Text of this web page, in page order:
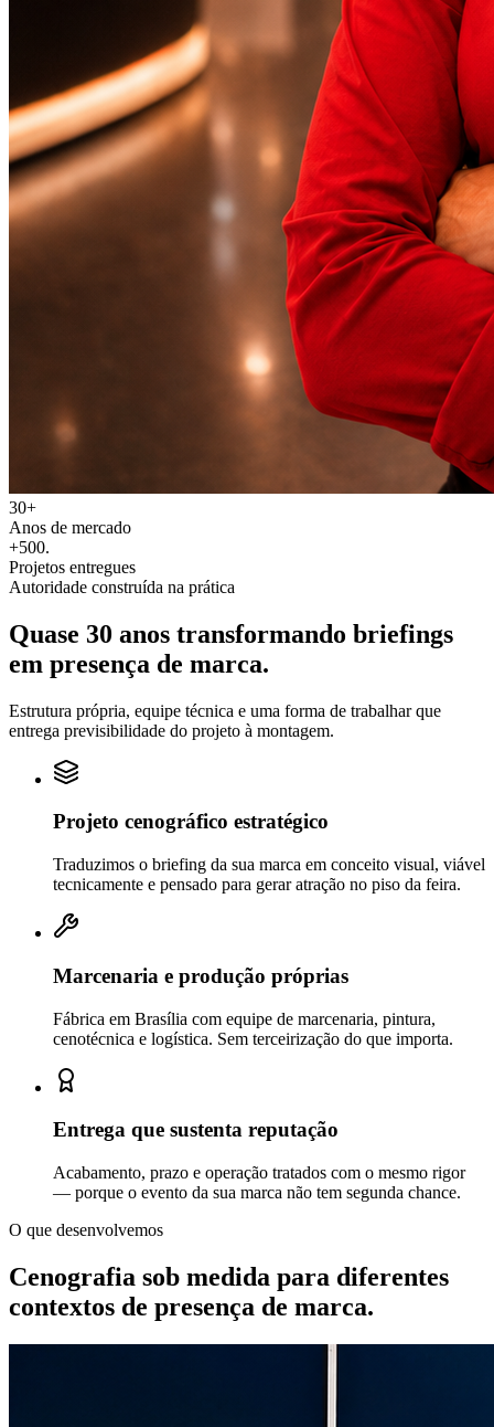
30+
Anos de mercado
+500.
Projetos entregues
Autoridade construída na prática
Quase 30 anos transformando briefings
em presença de marca.
Estrutura própria, equipe técnica e uma forma de trabalhar que
entrega previsibilidade do projeto à montagem.
Projeto cenográfico estratégico
Traduzimos o briefing da sua marca em conceito visual, viável
tecnicamente e pensado para gerar atração no piso da feira.
Marcenaria e produção próprias
Fábrica em Brasília com equipe de marcenaria, pintura,
cenotécnica e logística. Sem terceirização do que importa.
Entrega que sustenta reputação
Acabamento, prazo e operação tratados com o mesmo rigor
— porque o evento da sua marca não tem segunda chance.
O que desenvolvemos
Cenografia sob medida para diferentes
contextos de presença de marca.